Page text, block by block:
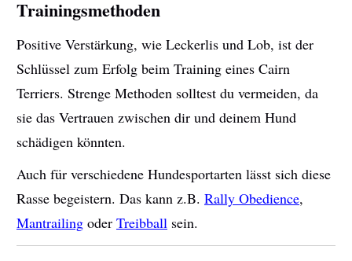
Trainingsmethoden
Positive Verstärkung, wie Leckerlis und Lob, ist der
Schlüssel zum Erfolg beim Training eines Cairn
Terriers. Strenge Methoden solltest du vermeiden, da
sie das Vertrauen zwischen dir und deinem Hund
schädigen könnten.
Auch für verschiedene Hundesportarten lässt sich diese
Rasse begeistern. Das kann z.B. Rally Obedience,
Mantrailing oder Treibball sein.